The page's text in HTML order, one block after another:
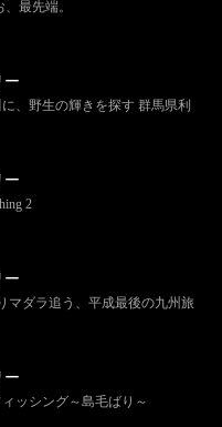
最先端。
ー
、野生の輝きを探す 群馬県利
ー
2
ー
マダラ追う、平成最後の九州旅
ー
ッシング～島毛ばり～